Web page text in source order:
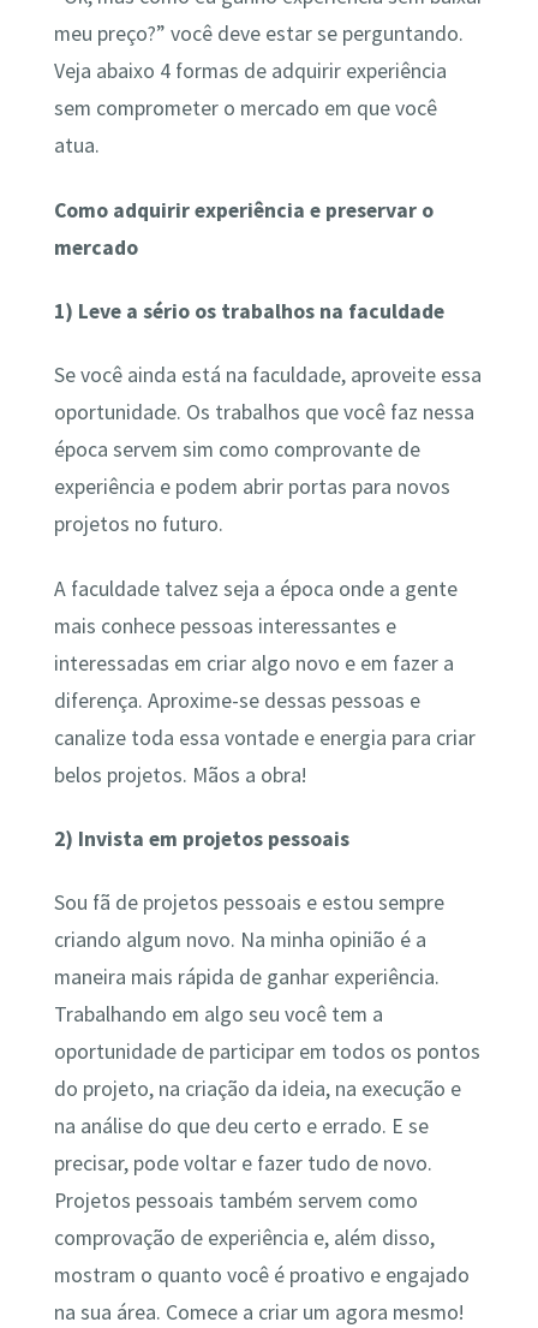
meu preço?” você deve estar se perguntando.
Veja abaixo 4 formas de adquirir experiência
sem comprometer o mercado em que você
atua.
Como adquirir experiência e preservar o
mercado
1) Leve a sério os trabalhos na faculdade
Se você ainda está na faculdade, aproveite essa
oportunidade. Os trabalhos que você faz nessa
época servem sim como comprovante de
experiência e podem abrir portas para novos
projetos no futuro.
A faculdade talvez seja a época onde a gente
mais conhece pessoas interessantes e
interessadas em criar algo novo e em fazer a
diferença. Aproxime-se dessas pessoas e
canalize toda essa vontade e energia para criar
belos projetos. Mãos a obra!
2) Invista em projetos pessoais
Sou fã de projetos pessoais e estou sempre
criando algum novo. Na minha opinião é a
maneira mais rápida de ganhar experiência.
Trabalhando em algo seu você tem a
oportunidade de participar em todos os pontos
do projeto, na criação da ideia, na execução e
na análise do que deu certo e errado. E se
precisar, pode voltar e fazer tudo de novo.
Projetos pessoais também servem como
comprovação de experiência e, além disso,
mostram o quanto você é proativo e engajado
na sua área. Comece a criar um agora mesmo!